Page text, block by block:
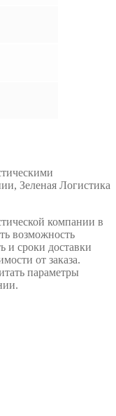
Зеленая Логистика
компании в
возможность
и сроки доставки
от заказа.
параметры